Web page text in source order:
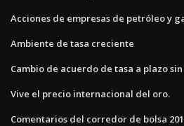
Acciones de empresas de petróleo y
Ambiente de tasa creciente
Cambio de acuerdo de tasa a plazo
Vive el precio internacional del oro.
Comentarios del corredor de bolsa